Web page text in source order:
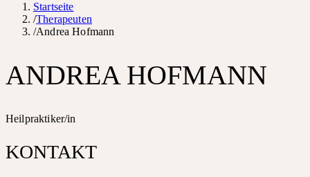
Startseite
/Therapeuten
/Andrea Hofmann
ANDREA HOFMANN
Heilpraktiker/in
KONTAKT